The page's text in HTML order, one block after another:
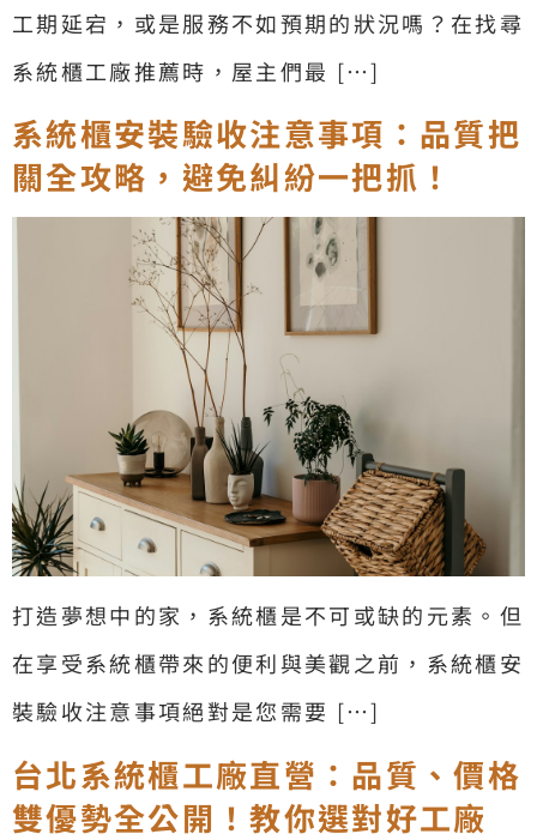
工期延宕，或是服務不如預期的狀況嗎？在找尋
系統櫃工廠推薦時，屋主們最 […]
系統櫃安裝驗收注意事項：品質把
關全攻略，避免糾紛一把抓！
打造夢想中的家，系統櫃是不可或缺的元素。但
在享受系統櫃帶來的便利與美觀之前，系統櫃安
裝驗收注意事項絕對是您需要 […]
台北系統櫃工廠直營：品質、價格
雙優勢全公開！教你選對好工廠